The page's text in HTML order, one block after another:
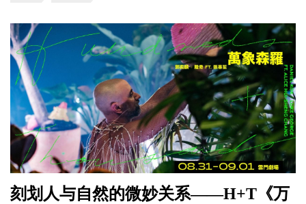
刻划人与自然的微妙关系——H+T《万